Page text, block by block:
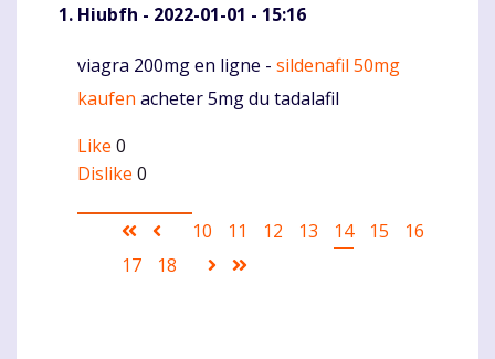
Hiubfh - 2022-01-01 - 15:16
Komentaras
viagra 200mg en ligne - sildenafil 50mg
kaufen acheter 5mg du tadalafil
Like 0
Dislike 0
Pagination
First
page
Ankstesnis
puslapis
Puslapis
10 Puslapis
11 Puslapis
12 Puslapis
13
Current
14 Puslapis
15 Puslapis
16
Puslapis
17 Puslapis
18
Sekantis